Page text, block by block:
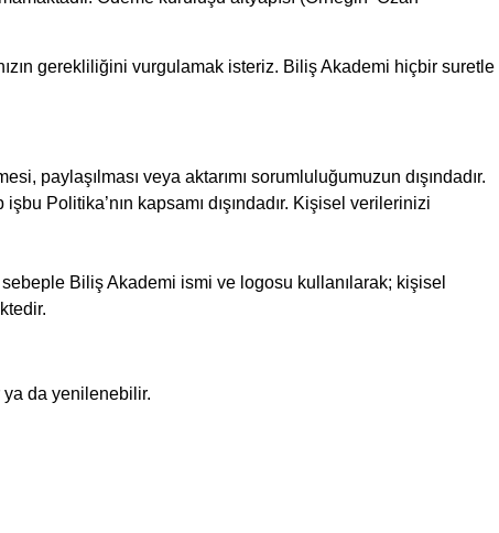
gerekliliğini vurgulamak isteriz. Biliş Akademi hiçbir suretle
paylaşılması veya aktarımı sorumluluğumuzun dışındadır.
Politika’nın kapsamı dışındadır. Kişisel verilerinizi
Biliş Akademi ismi ve logosu kullanılarak; kişisel
ya da yenilenebilir.